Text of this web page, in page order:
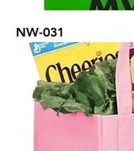
NW-031